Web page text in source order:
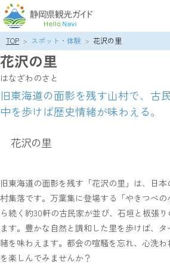
パ
ン
ク
ズ
リ
ス
TOP スポット・体験 花沢の里
花沢の里
はなざわのさと
旧東海道の面影を残す山村で、古
中を歩けば歴史情緒が味わえる。
花沢の里
旧東海道の面影を残す「花沢の里」は、日
村集落です。万葉集に登場する「やきつべ
ら続く約30軒の古民家が並び、石垣と板張
ます。豊かな自然と調和した里を歩けば、
緒を味わえます。都会の喧騒を忘れ、心洗
を楽しんでみませんか？